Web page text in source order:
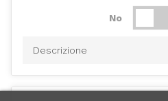
No
Descrizione